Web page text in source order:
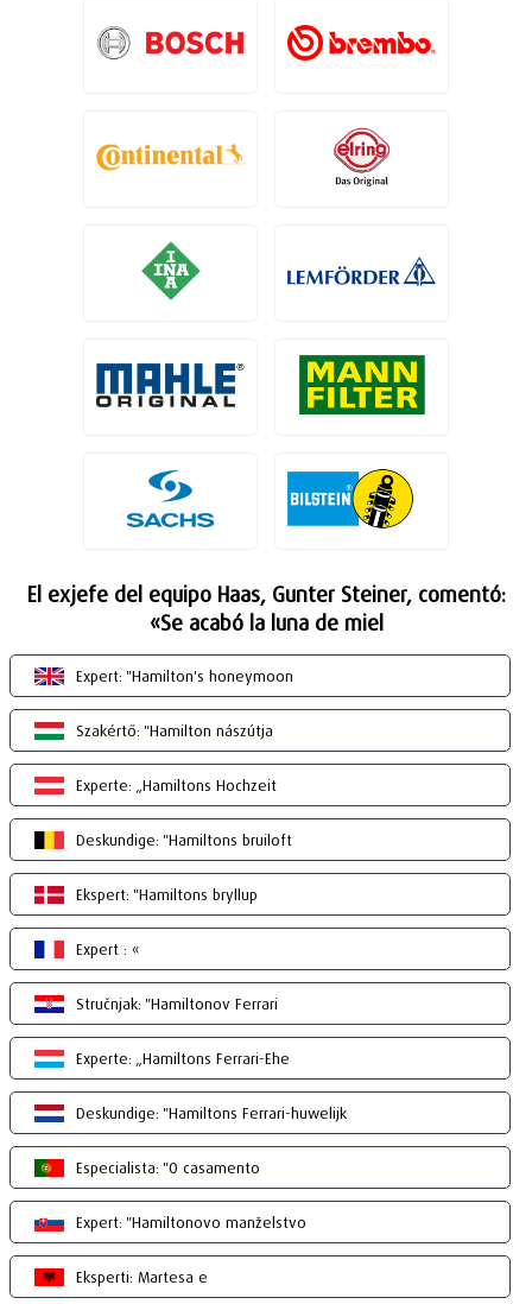
El exjefe del equipo Haas, Gunter Steiner, comentó:
«Se acabó la luna de miel
Expert: "Hamilton's honeymoon
Szakértő: "Hamilton nászútja
Experte: „Hamiltons Hochzeit
Deskundige: "Hamiltons bruiloft
Ekspert: "Hamiltons bryllup
Expert : «
Stručnjak: "Hamiltonov Ferrari
Experte: „Hamiltons Ferrari-Ehe
Deskundige: "Hamiltons Ferrari-huwelijk
Especialista: "O casamento
Expert: "Hamiltonovo manželstvo
Eksperti: Martesa e